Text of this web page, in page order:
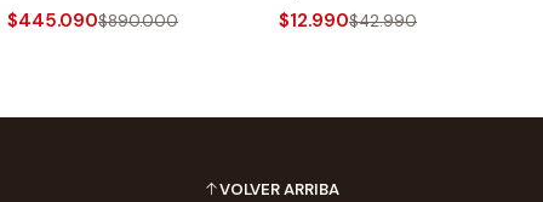
$445.090$890.000
$12.990$42.990
VOLVER ARRIBA